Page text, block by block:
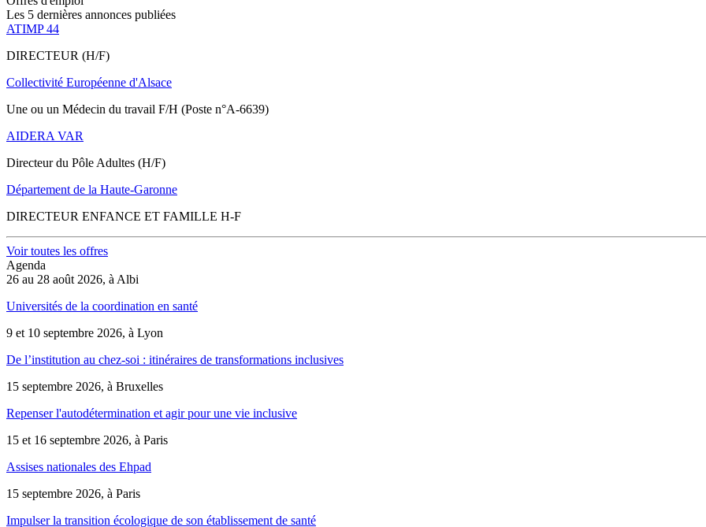
Les 5 dernières annonces publiées
ATIMP 44
DIRECTEUR (H/F)
Collectivité Européenne d'Alsace
Une ou un Médecin du travail F/H (Poste n°A-6639)
AIDERA VAR
Directeur du Pôle Adultes (H/F)
Département de la Haute-Garonne
DIRECTEUR ENFANCE ET FAMILLE H-F
Voir toutes les offres
Agenda
26 au 28 août 2026, à Albi
Universités de la coordination en santé
9 et 10 septembre 2026, à Lyon
De l’institution au chez-soi : itinéraires de transformations inclusives
15 septembre 2026, à Bruxelles
Repenser l'autodétermination et agir pour une vie inclusive
15 et 16 septembre 2026, à Paris
Assises nationales des Ehpad
15 septembre 2026, à Paris
Impulser la transition écologique de son établissement de santé